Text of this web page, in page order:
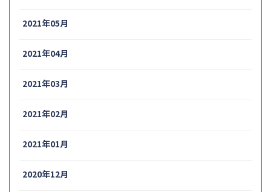
2021年05月
2021年04月
2021年03月
2021年02月
2021年01月
2020年12月